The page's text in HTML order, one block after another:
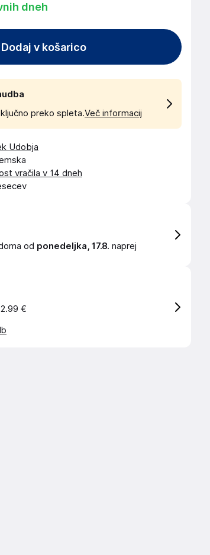
dneh
Dodaj v košarico
preko spleta.Več informacij
Udobja
vračila v 14 dneh
od ponedeljka, 17.8. naprej
€